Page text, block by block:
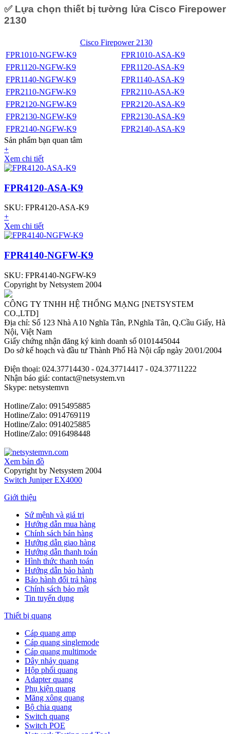
✅ Lựa chọn thiết bị tường lửa Cisco Firepower
2130
Cisco Firepower 2130
FPR1010-NGFW-K9
FPR1010-ASA-K9
FPR1120-NGFW-K9
FPR1120-ASA-K9
FPR1140-NGFW-K9
FPR1140-ASA-K9
FPR2110-NGFW-K9
FPR2110-ASA-K9
FPR2120-NGFW-K9
FPR2120-ASA-K9
FPR2130-NGFW-K9
FPR2130-ASA-K9
FPR2140-NGFW-K9
FPR2140-ASA-K9
Sản phẩm bạn quan tâm
+
Xem chi tiết
FPR4120-ASA-K9
SKU: FPR4120-ASA-K9
+
Xem chi tiết
FPR4140-NGFW-K9
SKU: FPR4140-NGFW-K9
Copyright by Netsystem 2004
CÔNG TY TNHH HỆ THỐNG MẠNG [NETSYSTEM
CO.,LTD]
Địa chỉ: Số 123 Nhà A10 Nghĩa Tân, P.Nghĩa Tân, Q.Cầu Giấy, Hà
Nội, Việt Nam
Giấy chứng nhận đăng ký kinh doanh số 0101445044
Do sở kế hoạch và đầu tư Thành Phố Hà Nội cấp ngày 20/01/2004
Điện thoại: 024.37714430 - 024.37714417 - 024.37711222
Nhận báo giá: contact@netsystem.vn
Skype: netsystemvn
Hotline/Zalo: 0915495885
Hotline/Zalo: 0914769119
Hotline/Zalo: 0914025885
Hotline/Zalo: 0916498448
Xem bản đồ
Copyright by Netsystem 2004
Switch Juniper EX4000
Giới thiệu
Sứ mệnh và giá trị
Hướng dẫn mua hàng
Chính sách bán hàng
Hướng dẫn giao hàng
Hướng dẫn thanh toán
Hình thức thanh toán
Hướng dẫn bảo hành
Bảo hành đổi trả hàng
Chính sách bảo mật
Tin tuyển dụng
Thiết bị quang
Cáp quang amp
Cáp quang singlemode
Cáp quang multimode
Dây nhảy quang
Hộp phối quang
Adapter quang
Phụ kiện quang
Măng xông quang
Bộ chia quang
Switch quang
Switch POE